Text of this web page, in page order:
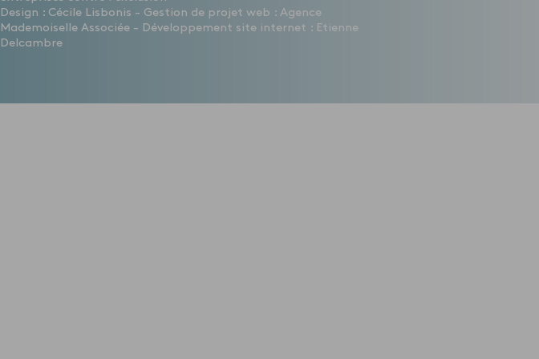
Design : Cécile Lisbonis - Gestion de projet web : Agence
Mademoiselle Associée - Développement site internet : Etienne
Delcambre